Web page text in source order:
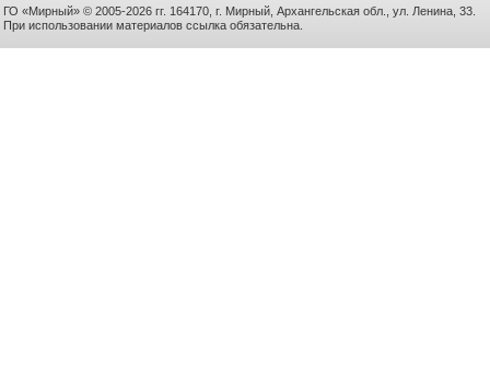
ГО «Мирный» © 2005-2026 гг. 164170, г. Мирный, Архангельская обл., ул. Ленина, 33.
При использовании материалов ссылка обязательна.